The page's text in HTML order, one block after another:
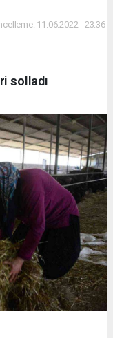
11.06.2022 - 23:36
solladı